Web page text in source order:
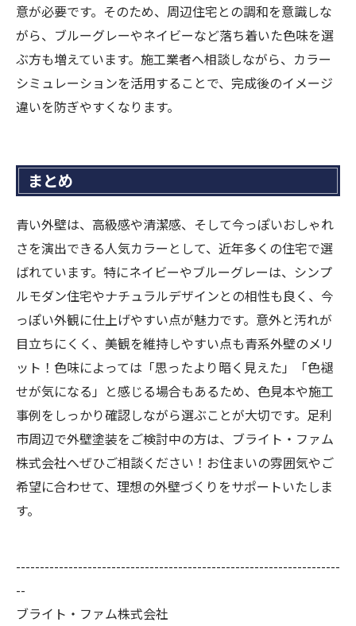
意が必要です。そのため、周辺住宅との調和を意識しな
がら、ブルーグレーやネイビーなど落ち着いた色味を選
ぶ方も増えています。施工業者へ相談しながら、カラー
シミュレーションを活用することで、完成後のイメージ
違いを防ぎやすくなります。
まとめ
青い外壁は、高級感や清潔感、そして今っぽいおしゃれ
さを演出できる人気カラーとして、近年多くの住宅で選
ばれています。特にネイビーやブルーグレーは、シンプ
ルモダン住宅やナチュラルデザインとの相性も良く、今
っぽい外観に仕上げやすい点が魅力です。意外と汚れが
目立ちにくく、美観を維持しやすい点も青系外壁のメリ
ット！色味によっては「思ったより暗く見えた」「色褪
せが気になる」と感じる場合もあるため、色見本や施工
事例をしっかり確認しながら選ぶことが大切です。足利
市周辺で外壁塗装をご検討中の方は、ブライト・ファム
株式会社へぜひご相談ください！お住まいの雰囲気やご
希望に合わせて、理想の外壁づくりをサポートいたしま
す。
--------------------------------------------------------------------
--
ブライト・ファム株式会社